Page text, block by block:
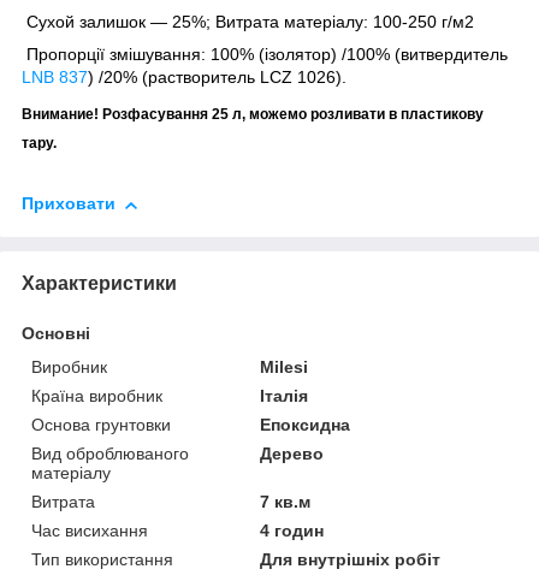
Сухой залишок — 25%; Витрата матеріалу: 100-250 г/м2
Пропорції змішування: 100% (ізолятор) /100% (витвердитель
LNB 837) /20% (растворитель LCZ 1026).
Внимание! Розфасування 25 л, можемо розливати в пластикову
тару.
Приховати
Характеристики
Основні
Виробник
Milesi
Країна виробник
Італія
Основа грунтовки
Епоксидна
Вид оброблюваного
матеріалу
Дерево
Витрата
7 кв.м
Час висихання
4 годин
Тип використання
Для внутрішніх робіт